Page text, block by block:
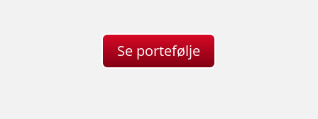
Se portefølje